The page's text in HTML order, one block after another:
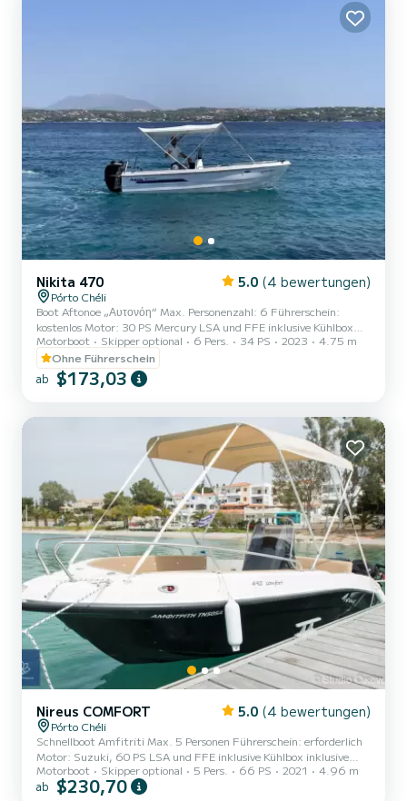
Nikita 470 5.0 (4 bewertungen)
Pórto Chéli
Boot Aftonoe „Αυτονόη“ Max. Personenzahl: 6 Führerschein:
kostenlos Motor: 30 PS Mercury LSA und FFE inklusive Kühlbox
inklusive Stereoanlage inklusive Verstecktes Geschenk
Frühbucherrabatt 10 %* Haftpflichtversicherung Extras
Kraftstoffe: nach Bedarf Skipper bei Bedarf Handtücher bei Bedarf
Motorboot Skipper optional 6 Pers. 34 PS 2023
4.75 m
Ohne Führerschein
ab $173,03
Nireus COMFORT 5.0 (4 bewertungen)
Pórto Chéli
Schnellboot Amfitriti Max. 5 Personen Führerschein: erforderlich
Motor: Suzuki, 60 PS LSA und FFE inklusive Kühlbox inklusive
Stereoanlage inklusive Verstecktes Geschenk Frühbucherrabatt 10
%* Haftpflichtversicherung Zusätzliche Preise Skipper bei Bedarf
Motorboot Skipper optional 5 Pers. 66 PS 2021 4.96 m
ab $230,70